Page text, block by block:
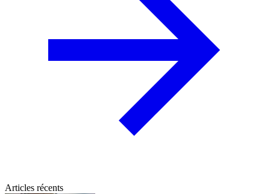
Articles récents